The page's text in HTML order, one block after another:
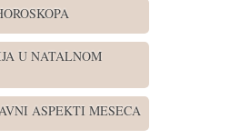
U NATALNOM
ASPEKTI MESECA